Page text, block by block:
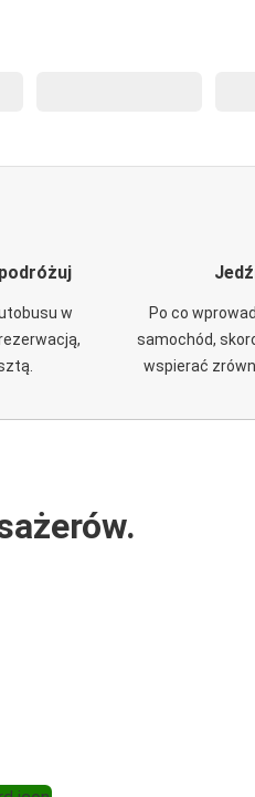
w
Po co
samochód,
wspierać